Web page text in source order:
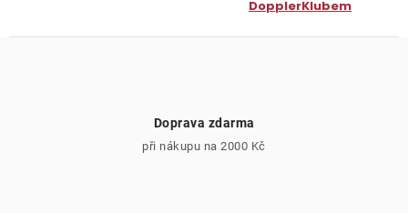
DopplerKlubem
Doprava zdarma
při nákupu na 2000 Kč